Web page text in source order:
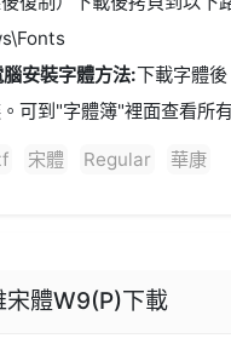
安裝字體方法:下載字體
可到"字體簿"裡面查看所
宋體 Regular 華康
宋體W9(P)下載